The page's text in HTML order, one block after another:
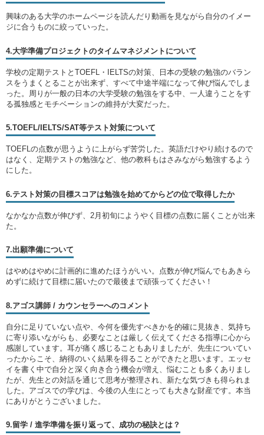
興味のある大学のホームページを読んだり動画を見ながら自分のイメー
ジに合うものに絞っていった。
4.大学準備プロジェクトのタイムマネジメントについて
学校の定期テストとTOEFL・IELTSの対策、日本の受験の勉強のバラン
スをうまくとることが出来ず、すべて中途半端になって伸び悩んでしま
った。周りが一般の日本の大学受験の勉強をする中、一人違うことをす
る孤独感とモチベーションの維持が大変だった。
5.TOEFL/IELTS/SAT等テスト対策について
TOEFLの点数が思うように上がらず苦労した。英語だけやり続けるので
はなく、定期テストの勉強など、他の教科もはさみながら勉強するよう
にした。
6.テスト対策の目標スコアは勉強を始めてからどの位で取得したか
なかなか点数が伸びず、2月初旬にようやく目標の点数に届くことが出来
た。
7.出願準備について
はやめはやめに計画的に進めたほうがいい。点数が伸び悩んでもあきら
めずに続けて目標に届いたので最後まで頑張ってください！
8.アゴス講師 / カウンセラーへのコメント
自分に足りていない点や、今何を優先すべきかを的確に見抜き、気持ち
に寄り添いながらも、必要なことは厳しく伝えてくださる指導に心から
感謝しています。耳が痛く感じることもありましたが、先生についてい
ったからこそ、納得のいく結果を得ることができたと思います。エッセ
イを書く中で自分と深く向き合う機会が増え、悩むことも多くありまし
たが、先生との対話を通じて思考が整理され、新たな気づきも得られま
した。アゴスでの学びは、今後の人生にとっても大きな財産です。本当
にありがとうございました。
9.留学 / 進学準備を振り返って、成功の秘訣とは？